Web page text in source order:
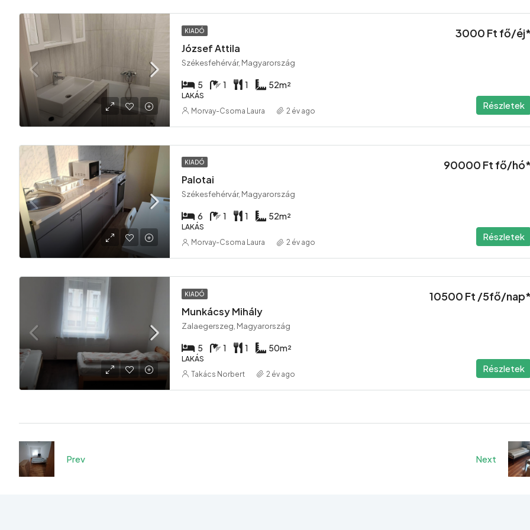
KIADÓ
József Attila
3000 Ft fő/
Székesfehérvár, Magyarország
5 1 1 52m²
LAKÁS
Részletek
Morvay-Csoma Laura 2 év ago
KIADÓ
Palotai
90000 Ft fő/
Székesfehérvár, Magyarország
6 1 1 52m²
LAKÁS
Részletek
Morvay-Csoma Laura 2 év ago
KIADÓ
Munkácsy Mihály
10500 Ft /5fő/
Zalaegerszeg, Magyarország
5 1 1 50m²
LAKÁS
Részletek
Takács Norbert 2 év ago
Prev Next